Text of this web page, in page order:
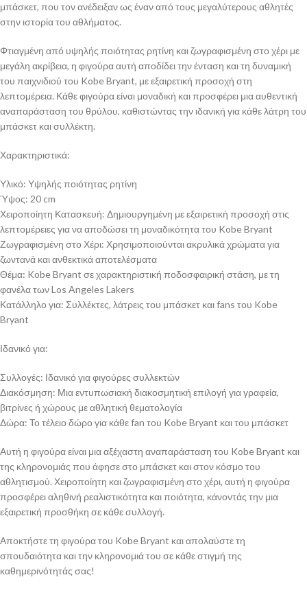
μπάσκετ, που τον ανέδειξαν ως έναν από τους μεγαλύτερους αθλητές
στην ιστορία του αθλήματος.
Φτιαγμένη από υψηλής ποιότητας ρητίνη και ζωγραφισμένη στο χέρι με
μεγάλη ακρίβεια, η φιγούρα αυτή αποδίδει την ένταση και τη δυναμική
του παιχνιδιού του Kobe Bryant, με εξαιρετική προσοχή στη
λεπτομέρεια. Κάθε φιγούρα είναι μοναδική και προσφέρει μια αυθεντική
αναπαράσταση του θρύλου, καθιστώντας την ιδανική για κάθε λάτρη του
μπάσκετ και συλλέκτη.
Χαρακτηριστικά:
Υλικό: Υψηλής ποιότητας ρητίνη
Ύψος: 20 cm
Χειροποίητη Κατασκευή: Δημιουργημένη με εξαιρετική προσοχή στις
λεπτομέρειες για να αποδώσει τη μοναδικότητα του Kobe Bryant
Ζωγραφισμένη στο Χέρι: Χρησιμοποιούνται ακρυλικά χρώματα για
ζωντανά και ανθεκτικά αποτελέσματα
Θέμα: Kobe Bryant σε χαρακτηριστική ποδοσφαιρική στάση, με τη
φανέλα των Los Angeles Lakers
Κατάλληλο για: Συλλέκτες, λάτρεις του μπάσκετ και fans του Kobe
Bryant
Ιδανικό για:
Συλλογές: Ιδανικό για φιγούρες συλλεκτών
Διακόσμηση: Μια εντυπωσιακή διακοσμητική επιλογή για γραφεία,
βιτρίνες ή χώρους με αθλητική θεματολογία
Δώρα: Το τέλειο δώρο για κάθε fan του Kobe Bryant και του μπάσκετ
Αυτή η φιγούρα είναι μια αξέχαστη αναπαράσταση του Kobe Bryant και
της κληρονομιάς που άφησε στο μπάσκετ και στον κόσμο του
αθλητισμού. Χειροποίητη και ζωγραφισμένη στο χέρι, αυτή η φιγούρα
προσφέρει αληθινή ρεαλιστικότητα και ποιότητα, κάνοντάς την μια
εξαιρετική προσθήκη σε κάθε συλλογή.
Αποκτήστε τη φιγούρα του Kobe Bryant και απολαύστε τη
σπουδαιότητα και την κληρονομιά του σε κάθε στιγμή της
καθημερινότητάς σας!